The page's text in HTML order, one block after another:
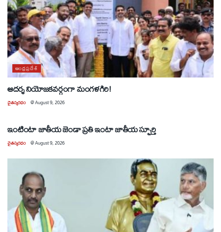
ఆంధ్రప్రదేశ్
ఆదర్శ నియోజకవర్గంగా మంగళగిరి!
చైతన్యరధం @August 9, 2026
ఆంధ్రప్రదేశ్
ఇంటింటా జాతీయ జెండా ప్రతి ఇంటా జాతీయ స్ఫూర్తి
చైతన్యరధం @August 9, 2026